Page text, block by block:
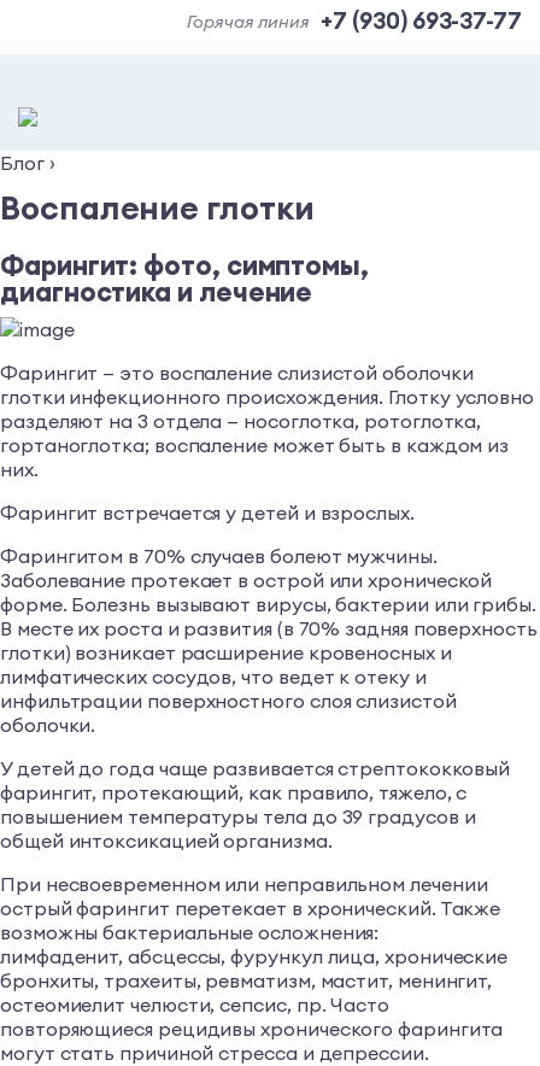
+7 (930) 693-37-77
Горячая линия
Блог ›
Воспаление глотки
Фарингит: фото, симптомы,
диагностика и лечение
Фарингит — это воспаление слизистой оболочки
глотки инфекционного происхождения. Глотку условно
разделяют на 3 отдела — носоглотка, ротоглотка,
гортаноглотка; воспаление может быть в каждом из
них.
Фарингит встречается у детей и взрослых.
Фарингитом в 70% случаев болеют мужчины.
Заболевание протекает в острой или хронической
форме. Болезнь вызывают вирусы, бактерии или грибы.
В месте их роста и развития (в 70% задняя поверхность
глотки) возникает расширение кровеносных и
лимфатических сосудов, что ведет к отеку и
инфильтрации поверхностного слоя слизистой
оболочки.
У детей до года чаще развивается стрептококковый
фарингит, протекающий, как правило, тяжело, с
повышением температуры тела до 39 градусов и
общей интоксикацией организма.
При несвоевременном или неправильном лечении
острый фарингит перетекает в хронический. Также
возможны бактериальные осложнения:
лимфаденит, абсцессы, фурункул лица, хронические
бронхиты, трахеиты, ревматизм, мастит, менингит,
остеомиелит челюсти, сепсис, пр. Часто
повторяющиеся рецидивы хронического фарингита
могут стать причиной стресса и депрессии.